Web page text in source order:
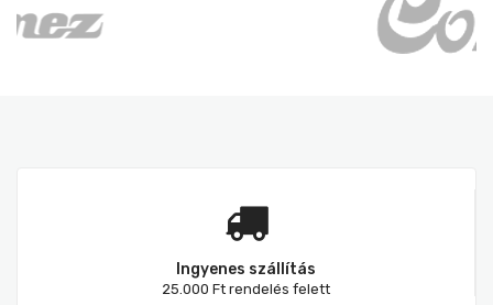
Ingyenes szállítás
25.000 Ft rendelés felett